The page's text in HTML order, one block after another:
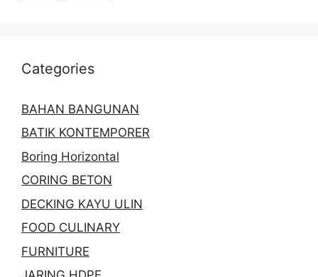
Categories
BAHAN BANGUNAN
BATIK KONTEMPORER
Boring Horizontal
CORING BETON
DECKING KAYU ULIN
FOOD CULINARY
FURNITURE